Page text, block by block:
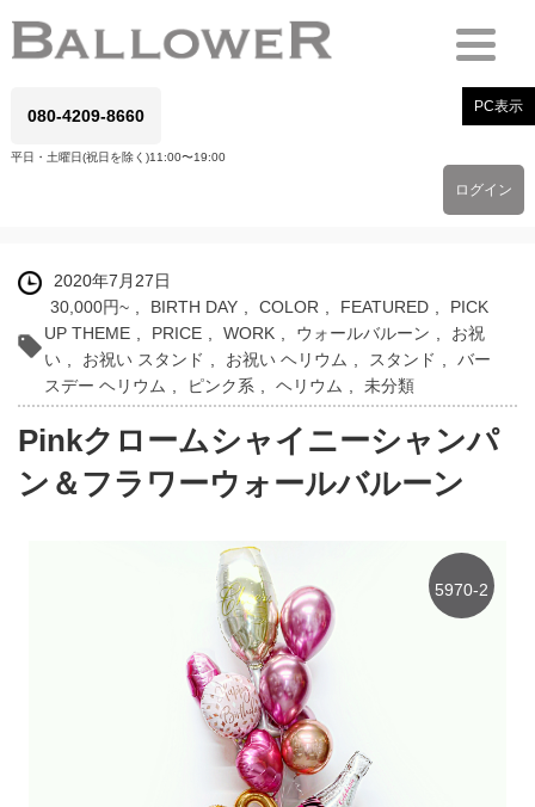
080-4209-8660
平日・土曜日(祝日を除く)11:00〜19:00
PC表示
ログイン
2020年7月27日
30,000円~ , BIRTH DAY , COLOR , FEATURED ,
PICK
UP THEME , PRICE , WORK , ウォールバルーン ,
お祝
い , お祝い スタンド , お祝い ヘリウム , スタンド ,
バー
スデー ヘリウム , ピンク系 , ヘリウム , 未分類
Pinkクロームシャイニーシャンパ
ン＆フラワーウォールバルーン
5970-2